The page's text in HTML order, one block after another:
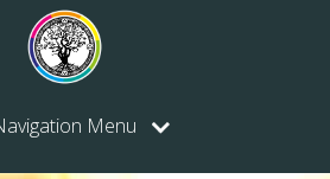
Menu